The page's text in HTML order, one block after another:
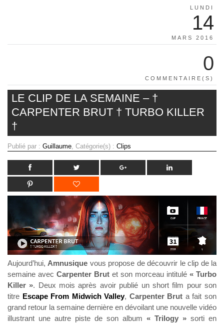
LUNDI
14
MARS 2016
0
COMMENTAIRE(S)
LE CLIP DE LA SEMAINE – †
CARPENTER BRUT † TURBO KILLER
†
Publié par : Guillaume , Catégorie(s) : Clips
Aujourd’hui, Amnusique vous propose de découvrir le clip de la
semaine avec Carpenter Brut et son morceau intitulé « Turbo
Killer ». Deux mois après avoir publié un short film pour son
titre Escape From Midwich Valley, Carpenter Brut a fait son
grand retour la semaine dernière en dévoilant une nouvelle vidéo
illustrant une autre piste de son album « Trilogy » sorti en